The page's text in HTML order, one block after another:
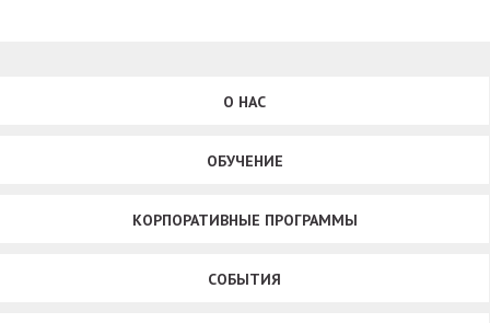
О НАС
ОБУЧЕНИЕ
КОРПОРАТИВНЫЕ ПРОГРАММЫ
СОБЫТИЯ